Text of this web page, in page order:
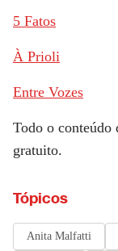
5 Fatos
À Prioli
Entre Vozes
Todo o conteúdo
gratuito.
Tópicos
Anita Malfatti